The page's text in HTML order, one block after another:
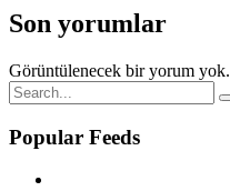
Son yorumlar
Görüntülenecek bir yorum yok.
Popular Feeds